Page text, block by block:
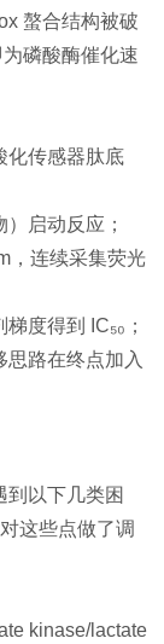
螯合结构被破
磷酸酶催化速
传感器肽底
启动反应；
，连续采集荧光
度得到 IC₅₀；
路在终点加入
到以下几类困
这些点做了调
kinase/lactate